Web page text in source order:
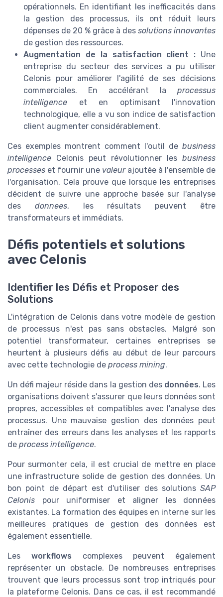
opérationnels. En identifiant les inefficacités dans
la gestion des processus, ils ont réduit leurs
dépenses de 20 % grâce à des solutions innovantes
de gestion des ressources.
Augmentation de la satisfaction client : Une
entreprise du secteur des services a pu utiliser
Celonis pour améliorer l'agilité de ses décisions
commerciales. En accélérant la processus
intelligence et en optimisant l'innovation
technologique, elle a vu son indice de satisfaction
client augmenter considérablement.
Ces exemples montrent comment l'outil de business
intelligence Celonis peut révolutionner les business
processes et fournir une valeurajoutée à l'ensemble de
l'organisation. Cela prouve que lorsque les entreprises
décident de suivre une approche basée sur l'analyse
des donnees, les résultats peuvent être
transformateurs et immédiats.
Défis potentiels et solutions
avec Celonis
Identifier les Défis et Proposer des
Solutions
L'intégration de Celonis dans votre modèle de gestion
de processus n'est pas sans obstacles. Malgré son
potentiel transformateur, certaines entreprises se
heurtent à plusieurs défis au début de leur parcours
avec cette technologie de process mining.
Un défi majeur réside dans la gestion des données. Les
organisations doivent s'assurer que leurs données sont
propres, accessibles et compatibles avec l'analyse des
processus. Une mauvaise gestion des données peut
entraîner des erreurs dans les analyses et les rapports
de process intelligence.
Pour surmonter cela, il est crucial de mettre en place
une infrastructure solide de gestion des données. Un
bon point de départ est d'utiliser des solutions SAP
Celonis pour uniformiser et aligner les données
existantes. La formation des équipes en interne sur les
meilleures pratiques de gestion des données est
également essentielle.
Les workflows complexes peuvent également
représenter un obstacle. De nombreuses entreprises
trouvent que leurs processus sont trop intriqués pour
la plateforme Celonis. Dans ce cas, il est recommandé